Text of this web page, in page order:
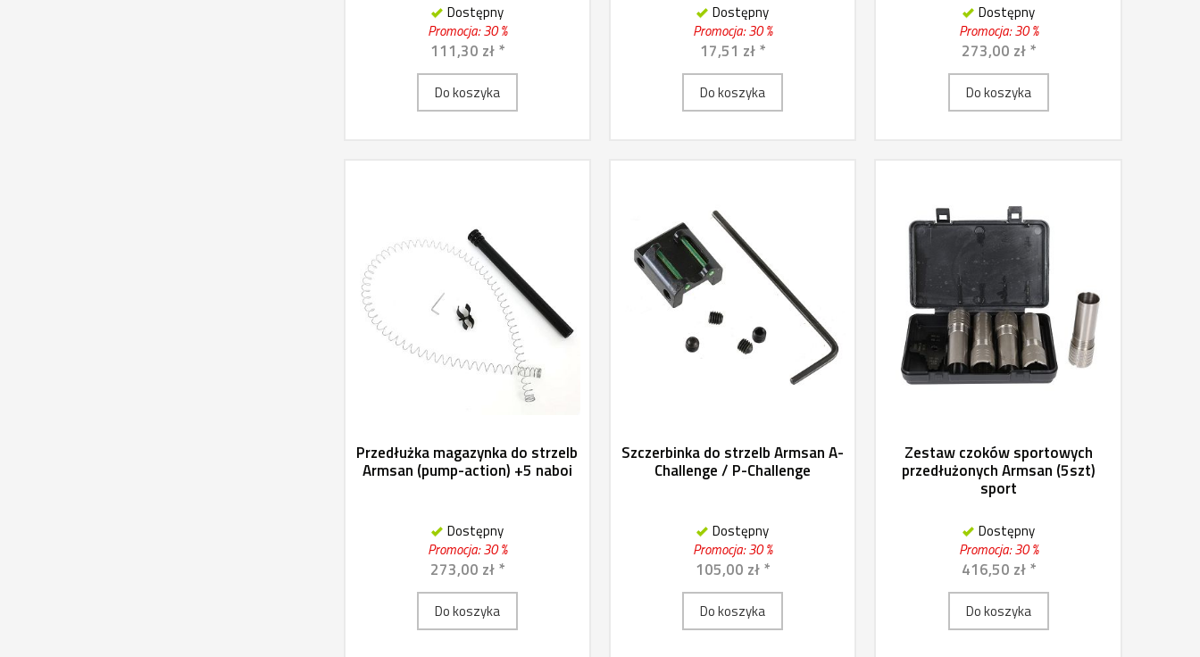
Dostępny
Promocja: 30 %
111,30 zł *
Do koszyka
Dostępny
Promocja: 30 %
17,51 zł *
Do koszyka
Dostępny
Promocja: 30 %
273,00 zł *
Do koszyka
Przedłużka magazynka do strzelb
Armsan (pump-action) +5 naboi
Dostępny
Promocja: 30 %
273,00 zł *
Do koszyka
Szczerbinka do strzelb Armsan A-
Challenge / P-Challenge
Dostępny
Promocja: 30 %
105,00 zł *
Do koszyka
Zestaw czoków sportowych
przedłużonych Armsan (5szt)
sport
Dostępny
Promocja: 30 %
416,50 zł *
Do koszyka